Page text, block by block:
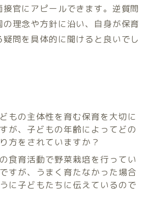
官にアピールできます。逆質問
理念や方針に沿い、自身が保育
問を具体的に聞けると良いでし
もの主体性を育む保育を大切に
が、子どもの年齢によってどの
方をされていますか？
食育活動で野菜栽培を行ってい
すが、うまく育たなかった場合
に子どもたちに伝えているので